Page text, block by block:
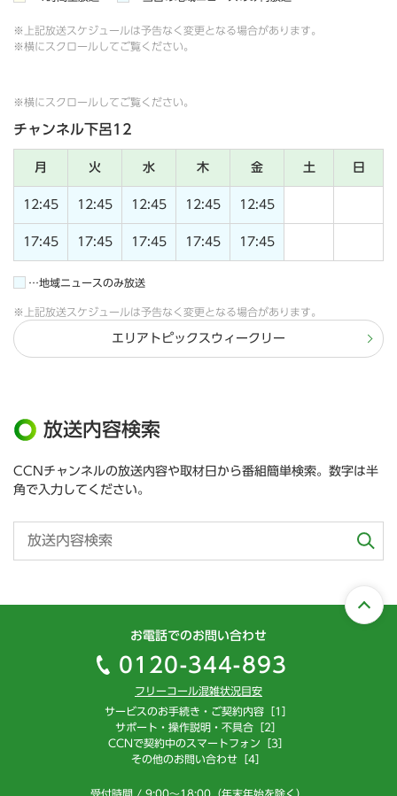
※上記放送スケジュールは予告なく変更となる場合があります。
※横にスクロールしてご覧ください。
※横にスクロールしてご覧ください。
チャンネル下呂12
月 火 水 木 金 土 日
12:45 12:45 12:45 12:45 12:45
17:45 17:45 17:45 17:45 17:45
…地域ニュースのみ放送
※上記放送スケジュールは予告なく変更となる場合があります。
エリアトピックスウィークリー
放送内容検索
CCNチャンネルの放送内容や取材日から番組簡単検索。数字は半
角で入力してください。
お電話でのお問い合わせ
0120-344-893
フリーコール混雑状況目安
サービスのお手続き・ご契約内容［1］
サポート・操作説明・不具合［2］
CCNで契約中のスマートフォン［3］
その他のお問い合わせ［4］
受付時間 / 9:00～18:00（年末年始を除く）